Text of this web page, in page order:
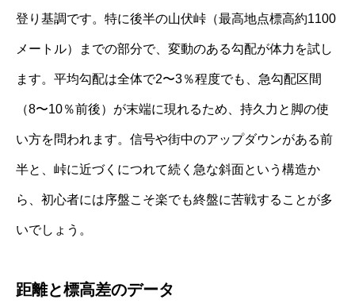
登り基調です。特に後半の山伏峠（最高地点標高約1100
メートル）までの部分で、変動のある勾配が体力を試し
ます。平均勾配は全体で2〜3％程度でも、急勾配区間
（8〜10％前後）が末端に現れるため、持久力と脚の使
い方を問われます。信号や街中のアップダウンがある前
半と、峠に近づくにつれて続く急な斜面という構造か
ら、初心者には序盤こそ楽でも終盤に苦戦することが多
いでしょう。
距離と標高差のデータ